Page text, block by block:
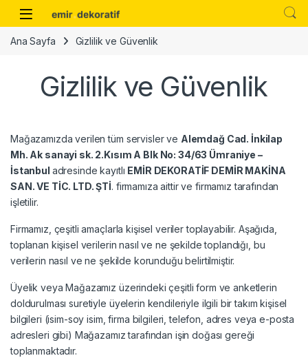
Skip to navigation
Skip to content
Ana Sayfa Gizlilik ve Güvenlik
Gizlilik ve Güvenlik
Mağazamızda verilen tüm servisler ve Alemdağ Cad. İnkilap
Mh. Ak sanayi sk. 2.Kısım A Blk No: 34/63 Ümraniye –
İstanbul adresinde kayıtlı EMİR DEKORATİF DEMİR MAKİNA
SAN. VE TİC. LTD. ŞTİ. firmamıza aittir ve firmamız tarafından
işletilir.
Firmamız, çeşitli amaçlarla kişisel veriler toplayabilir. Aşağıda,
toplanan kişisel verilerin nasıl ve ne şekilde toplandığı, bu
verilerin nasıl ve ne şekilde korunduğu belirtilmiştir.
Üyelik veya Mağazamız üzerindeki çeşitli form ve anketlerin
doldurulması suretiyle üyelerin kendileriyle ilgili bir takım kişisel
bilgileri (isim-soy isim, firma bilgileri, telefon, adres veya e-posta
adresleri gibi) Mağazamız tarafından işin doğası gereği
toplanmaktadır.